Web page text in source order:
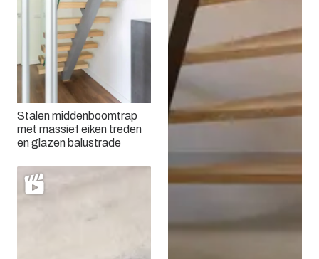
Stalen middenboomtrap
met massief eiken treden
en glazen balustrade